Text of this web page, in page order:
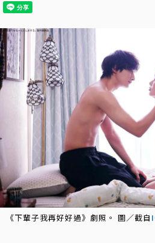
《下輩子我再好好過》劇照。 圖／截自